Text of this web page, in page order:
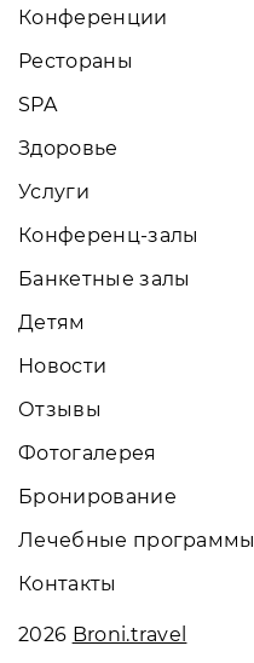
Конференции
Рестораны
SPA
Здоровье
Услуги
Конференц-залы
Банкетные залы
Детям
Новости
Отзывы
Фотогалерея
Бронирование
Лечебные программы
Контакты
2026 Broni.travel